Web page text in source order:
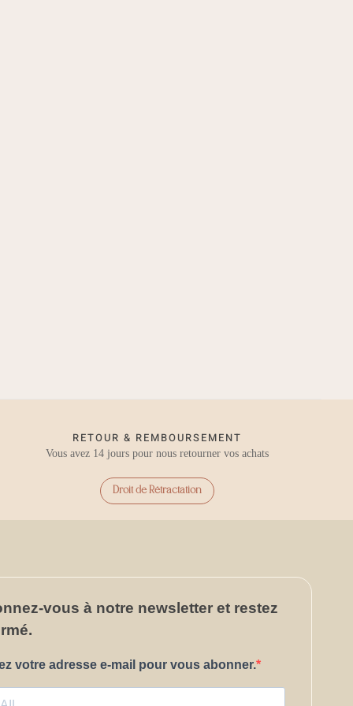
RETOUR & REMBOURSEMENT
Vous avez 14 jours pour nous retourner vos achats
Droit de Rétractation
vousà notre newsletter et restez
votre adresse e-mail pour vous abonner.